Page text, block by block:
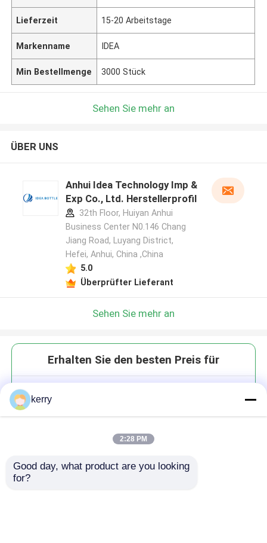
Lieferzeit 15-20 Arbeitstage
Markenname IDEA
Min Bestellmenge 3000 Stück
Sehen Sie mehr an
ÜBER UNS
Anhui Idea Technology Imp &
Exp Co., Ltd. Herstellerprofil
32th Floor, Huiyan Anhui
Business Center N0.146 Chang
Jiang Road, Luyang District,
Hefei, Anhui, China ,China
5.0
Überprüfter Lieferant
Sehen Sie mehr an
Erhalten Sie den besten Preis für
kerry
2:28 PM
Good day, what product are you looking
for?